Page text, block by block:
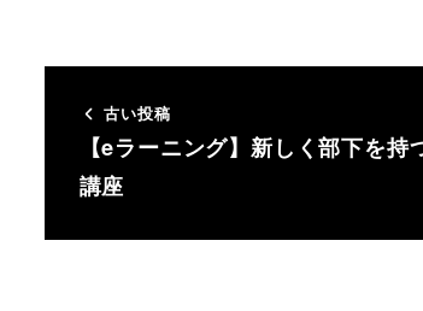
古い投稿
【eラーニング】新しく部下を持
講座